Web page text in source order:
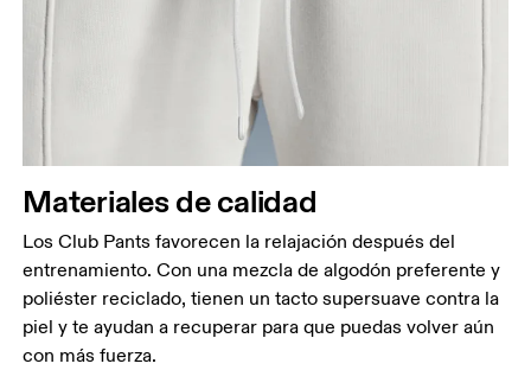
Materiales de calidad
Los Club Pants favorecen la relajación después del
entrenamiento. Con una mezcla de algodón preferente y
poliéster reciclado, tienen un tacto supersuave contra la
piel y te ayudan a recuperar para que puedas volver aún
con más fuerza.